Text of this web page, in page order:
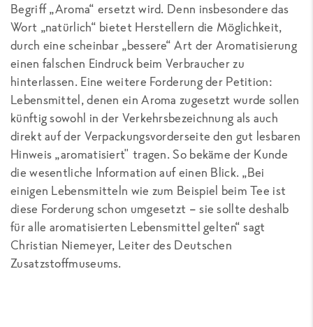
Begriff „Aroma“ ersetzt wird. Denn insbesondere das
Wort „natürlich“ bietet Herstellern die Möglichkeit,
durch eine scheinbar „bessere“ Art der Aromatisierung
einen falschen Eindruck beim Verbraucher zu
hinterlassen. Eine weitere Forderung der Petition:
Lebensmittel, denen ein Aroma zugesetzt wurde sollen
künftig sowohl in der Verkehrsbezeichnung als auch
direkt auf der Verpackungsvorderseite den gut lesbaren
Hinweis „aromatisiert" tragen. So bekäme der Kunde
die wesentliche Information auf einen Blick. „Bei
einigen Lebensmitteln wie zum Beispiel beim Tee ist
diese Forderung schon umgesetzt – sie sollte deshalb
für alle aromatisierten Lebensmittel gelten“ sagt
Christian Niemeyer, Leiter des Deutschen
Zusatzstoffmuseums.